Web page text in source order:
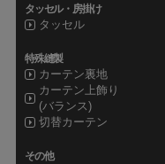
タッセル・房掛け
タッセル
特殊縫製
カーテン裏地
カーテン上飾り
(バランス)
切替カーテン
その他